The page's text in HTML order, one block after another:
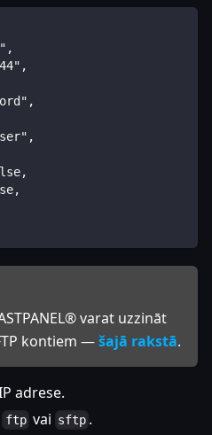
varat uzzināt
kontiem —šajā rakstā.
adrese.
ftp vai sftp .